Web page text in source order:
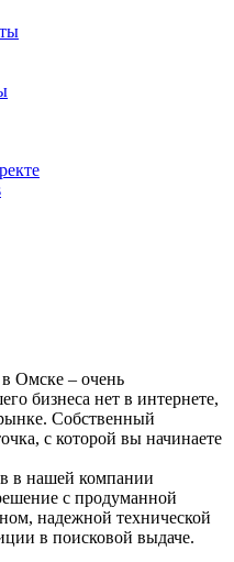
Омске – очень
бизнеса нет в интернете,
Собственный
с которой вы начинаете
в нашей компании
с продуманной
надежной технической
в поисковой выдаче.